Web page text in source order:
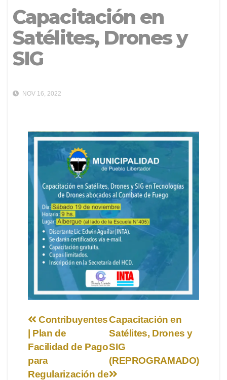
Capacitación en
Satélites, Drones y
SIG
NOV 16, 2022
Navegación
de
entradas
Capacitación en
Satélites, Drones y
SIG
(REPROGRAMADO)
Contribuyentes
| Plan de
Facilidad de Pago
para
Regularización de